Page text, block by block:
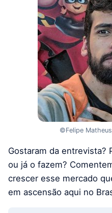
©Felipe
Gostaram da entrevista?
ou já o fazem?
crescer esse mercado
em ascensão aqui no